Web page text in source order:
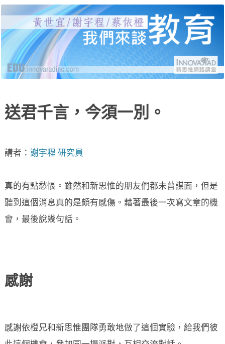
新思惟網路講堂：我們來
談教育
黃世宜老師、謝宇程研究員、蔡依橙醫師，分別
就受教育、自我教育、給教育三個面向，說明當
代的困境與解答，並有線上提問與回覆。
送君千言，今須一別。
講者： 謝宇程 研究員
真的有點愁悵。雖然和新思惟的朋友們都未曾謀面，但是
聽到這個消息真的是頗有感傷。藉著最後一次寫文章的機
會，最後說幾句話。
感謝
感謝依橙兄和新思惟團隊勇敢地做了這個實驗，給我們彼